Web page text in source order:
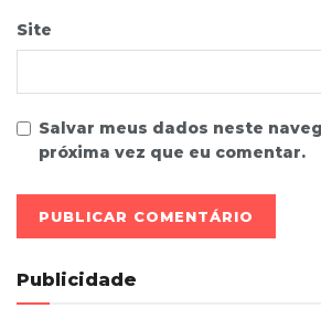
Site
Salvar meus dados neste
próxima vez que eu comentar.
Publicidade